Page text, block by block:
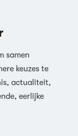
samen
keuzes te
actualiteit,
eerlijke